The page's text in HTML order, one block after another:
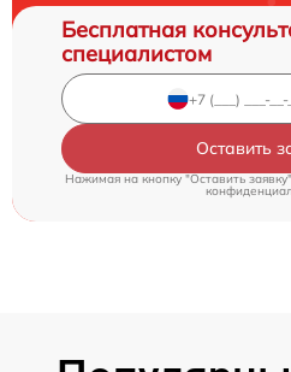
Бесплатная
специалистом
Оставить
Нажимая на кнопку "Оставить